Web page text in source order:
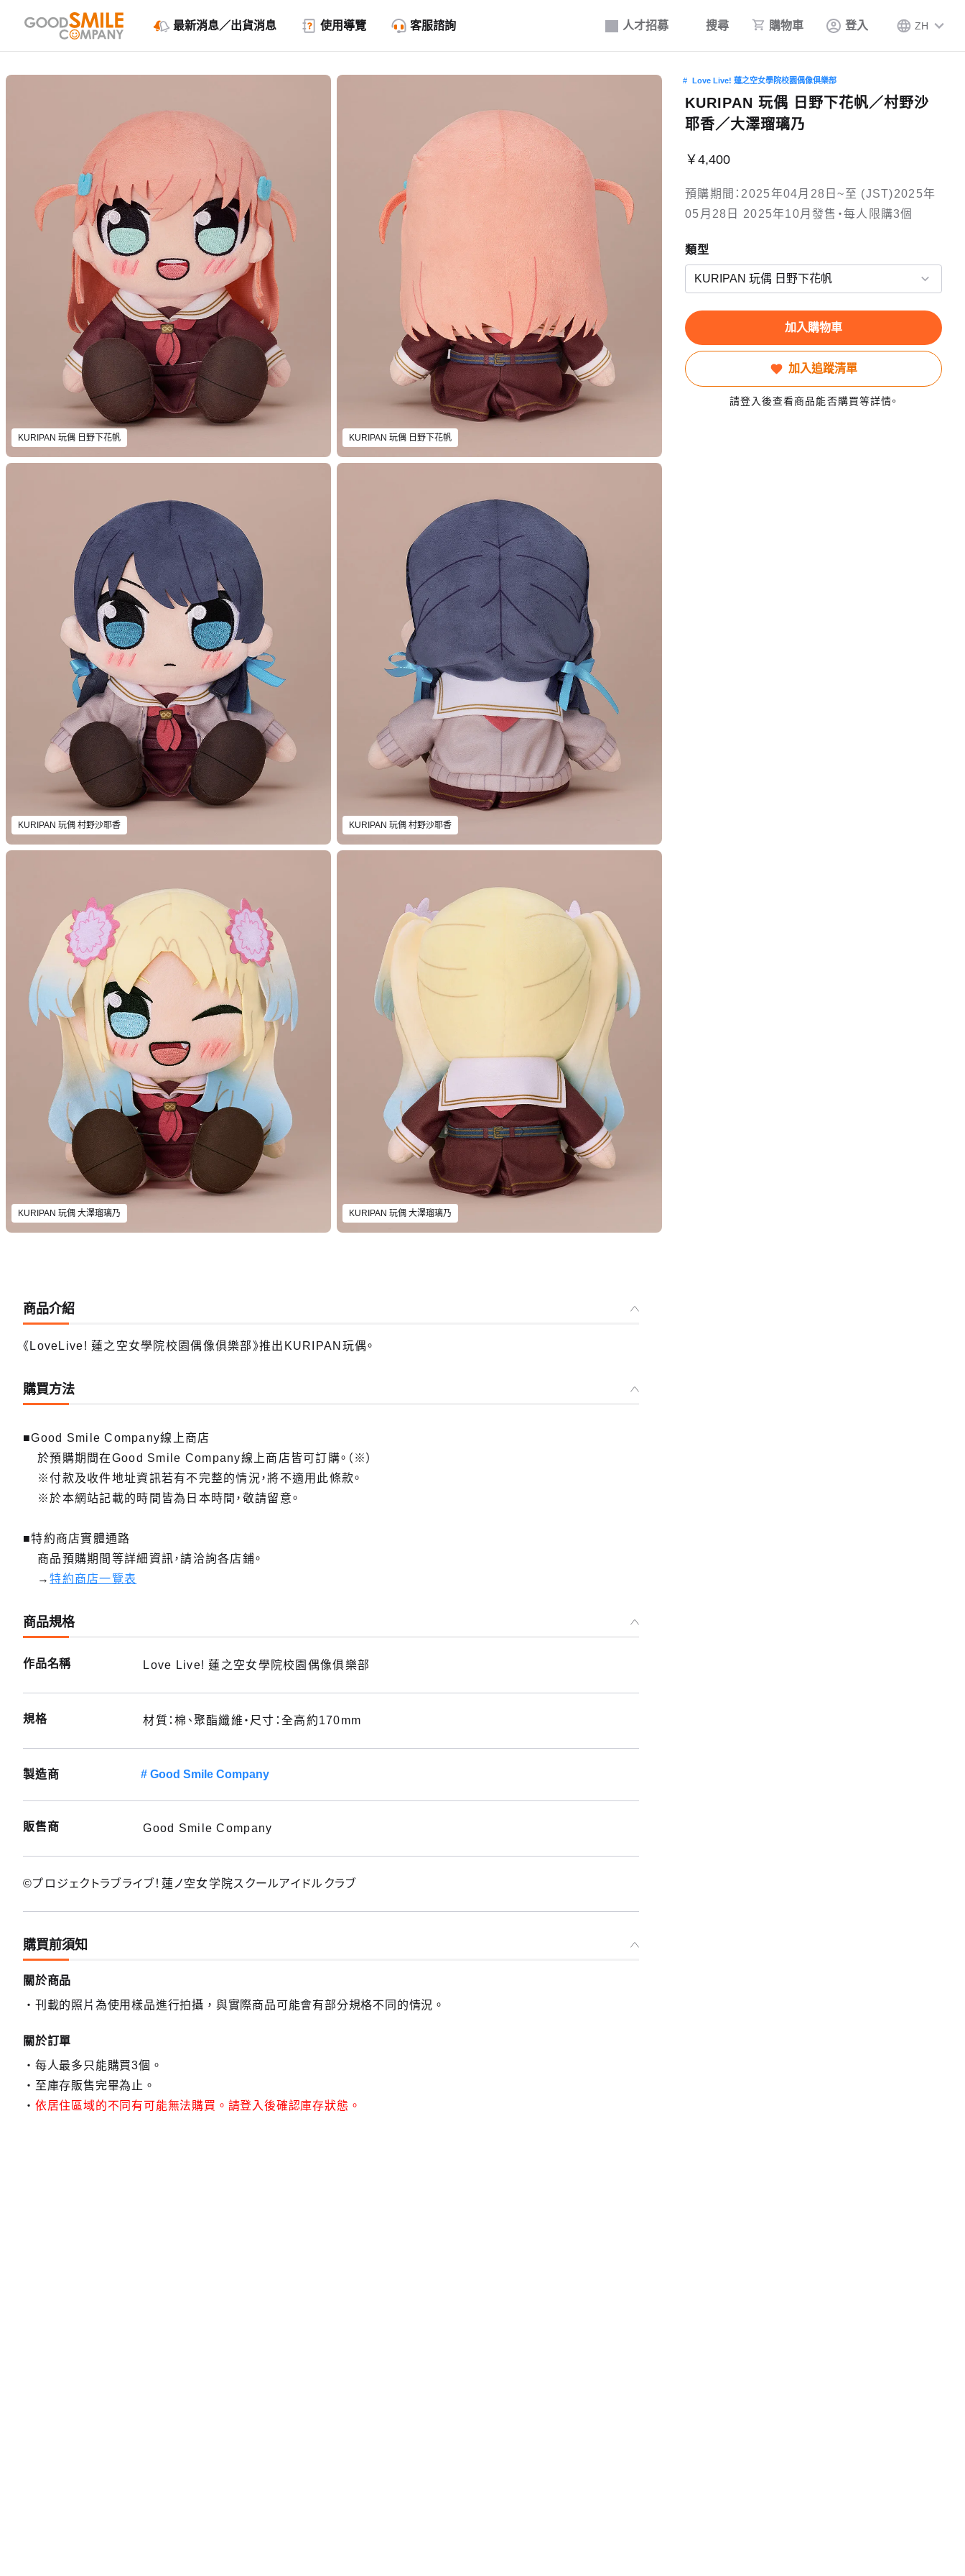
人才招募 搜尋 購物車 登入 ZH
最新消息／出貨消息 使用導覽 客服諮詢
KURIPAN 玩偶 日野下花帆 KURIPAN 玩偶 日野下花帆
KURIPAN 玩偶 村野沙耶香 KURIPAN 玩偶 村野沙耶香
KURIPAN 玩偶 大澤瑠璃乃 KURIPAN 玩偶 大澤瑠璃乃
Love Live! 蓮之空女學院校園偶像俱樂部
KURIPAN 玩偶 日野下花帆／村野沙
耶香／大澤瑠璃乃
￥4,400
預購期間：2025年04月28日~至 (JST)2025年
05月28日 2025年10月發售・每人限購3個
類型
預購期間：2025年04月28日~至 (JST)2025年05月28日
加入購物車
加入追蹤清單
請登入後查看商品能否購買等詳情。
商品介紹
《LoveLive! 蓮之空女學院校園偶像俱樂部》推出KURIPAN玩偶。
購買方法
■Good Smile Company線上商店
於預購期間在Good Smile Company線上商店皆可訂購。（※）
※付款及收件地址資訊若有不完整的情況，將不適用此條款。
※於本網站記載的時間皆為日本時間，敬請留意。
■特約商店實體通路
商品預購期間等詳細資訊，請洽詢各店鋪。
→特約商店一覽表
商品規格
作品名稱 Love Live! 蓮之空女學院校園偶像俱樂部
規格 材質：棉、聚酯纖維・尺寸：全高約170mm
製造商 Good Smile Company
販售商 Good Smile Company
©プロジェクトラブライブ！蓮ノ空女学院スクールアイドルクラブ
購買前須知
關於商品
刊載的照片為使用樣品進行拍攝，與實際商品可能會有部分規格不同的情況。
關於訂單
每人最多只能購買3個。
至庫存販售完畢為止。
依居住區域的不同有可能無法購買。請登入後確認庫存狀態。